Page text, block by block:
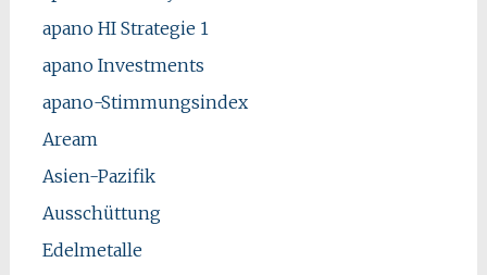
apano HI Strategie 1
apano Investments
apano-Stimmungsindex
Aream
Asien-Pazifik
Ausschüttung
Edelmetalle